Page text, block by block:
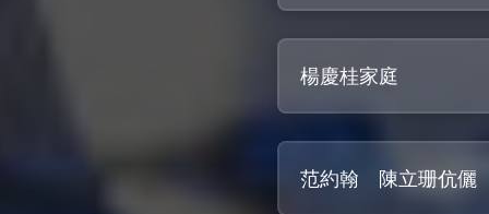
楊慶桂家庭
范約翰 陳立珊伉儷